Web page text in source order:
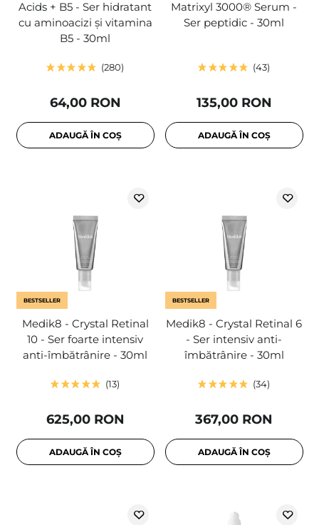
Acids + B5 - Ser hidratant
cu aminoacizi și vitamina
B5 - 30ml
280
64,00 RON
ADAUGĂ ÎN COȘ
Matrixyl 3000® Serum -
Ser peptidic - 30ml
43
135,00 RON
ADAUGĂ ÎN COȘ
BESTSELLER
Medik8 - Crystal Retinal
10 - Ser foarte intensiv
anti-îmbătrânire - 30ml
13
625,00 RON
ADAUGĂ ÎN COȘ
BESTSELLER
Medik8 - Crystal Retinal 6
- Ser intensiv anti-
îmbătrânire - 30ml
34
367,00 RON
ADAUGĂ ÎN COȘ